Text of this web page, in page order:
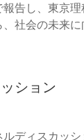
告し、東京
社会の未来
ション
ディスカッ